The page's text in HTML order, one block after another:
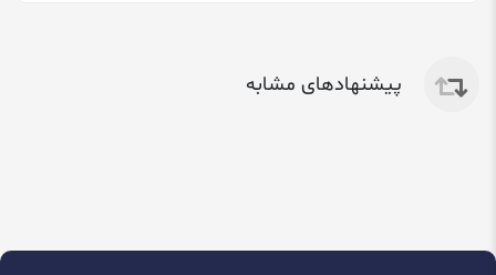
پیشنهادهای مشابه